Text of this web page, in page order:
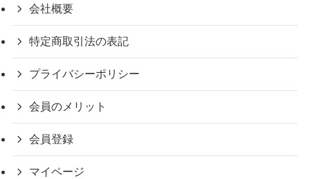
会社概要
特定商取引法の表記
プライバシーポリシー
会員のメリット
会員登録
マイページ